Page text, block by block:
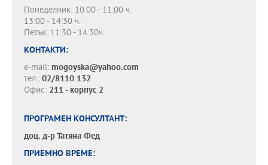
Понеделник: 10:00 - 11:00 ч.
13:00 - 14:30 ч.
Петък: 11:30 - 14:30ч.
КОНТАКТИ:
e-mail: mogoyska@yahoo.com
тел.: 02/8110 132
Офис: 211 - корпус 2
ПРОГРАМЕН КОНСУЛТАНТ:
доц. д-рТатяна Фед
ПРИЕМНО ВРЕМЕ: